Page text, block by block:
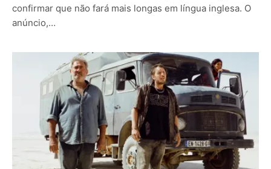
confirmar que não fará mais longas em língua inglesa. O
anúncio,…